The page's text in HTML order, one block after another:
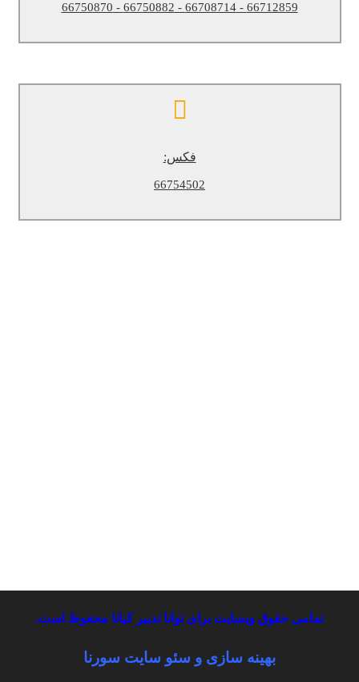
66712859 - 66708714 - 66750882 - 66750870
فکس:
66754502
فکس:
تمامی حقوق وبسایت برای توانا تدبیر کیانا محفوظ است.
بهینه سازی و سئو سایت سورنا